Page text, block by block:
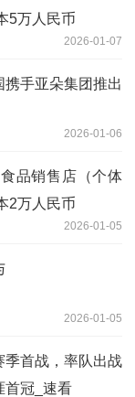
5万人民币
2026-01-07
手亚朵集团推出
2026-01-06
品销售店（个体
2万人民币
2026-01-05
2026-01-05
季首战，率队出战
首冠_速看